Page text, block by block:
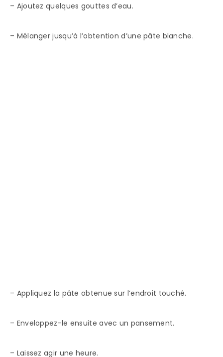
– Ajoutez quelques gouttes d’eau.
– Mélanger jusqu’à l’obtention d’une pâte blanche.
– Appliquez la pâte obtenue sur l’endroit touché.
– Enveloppez-le ensuite avec un pansement.
– Laissez agir une heure.